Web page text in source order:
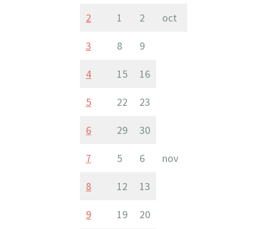
2 1 2 oct
3 8 9
4 15 16
5 22 23
6 29 30
7 5 6 nov
8 12 13
9 19 20